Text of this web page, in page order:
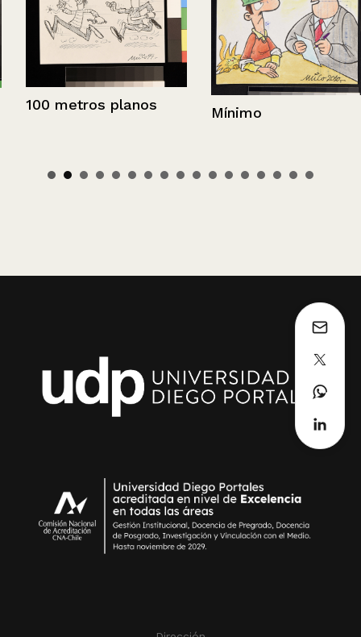
100 metros planos Mínimo